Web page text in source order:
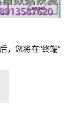
，您将在“终端”